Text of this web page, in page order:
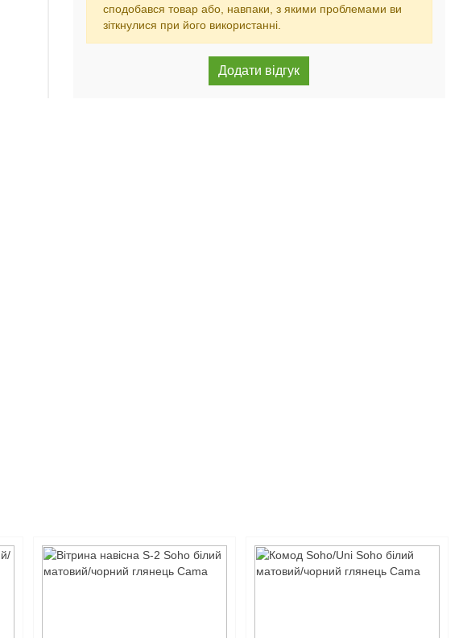
сподобався товар або, навпаки, з якими проблемами ви
зіткнулися при його використанні.